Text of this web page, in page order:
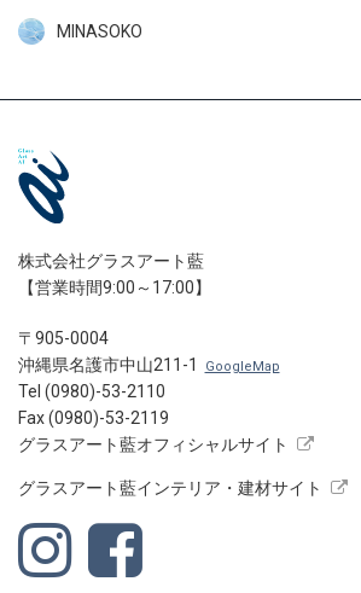
MINASOKO
株式会社グラスアート藍
【営業時間9:00～17:00】
〒905-0004
沖縄県名護市中山211-1
GoogleMap
Tel (0980)-53-2110
Fax (0980)-53-2119
グラスアート藍オフィシャルサイト
グラスアート藍インテリア・建材サイト